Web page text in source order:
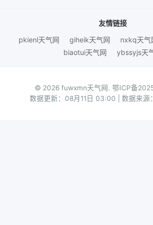
友情链接
pkienl天气网
giheik天气网 nxkq天气
biaotui天气网
ybssyjs天
© 2026 fuwxmn天气网. 鄂ICP备
数据更新：08月11日 03:00 | 数据来源